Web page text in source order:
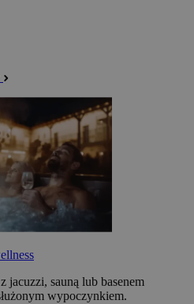
jacuzzi, sauną lub basenem
wypoczynkiem.